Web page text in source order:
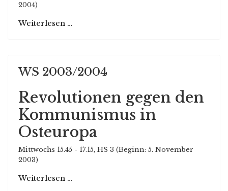
2004)
Weiterlesen …
WS 2003/2004
Revolutionen gegen den
Kommunismus in
Osteuropa
Mittwochs 15.45 - 17.15, HS 3 (Beginn: 5. November
2003)
Weiterlesen …